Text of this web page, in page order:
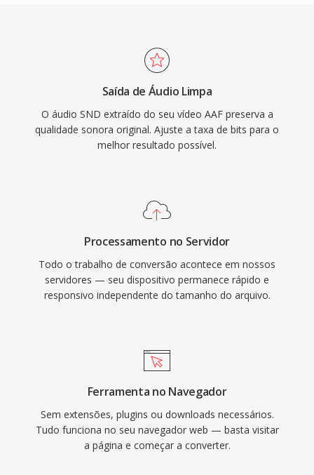
Saída de Áudio Limpa
O áudio SND extraído do seu vídeo AAF preserva a
qualidade sonora original. Ajuste a taxa de bits para o
melhor resultado possível.
Processamento no Servidor
Todo o trabalho de conversão acontece em nossos
servidores — seu dispositivo permanece rápido e
responsivo independente do tamanho do arquivo.
Ferramenta no Navegador
Sem extensões, plugins ou downloads necessários.
Tudo funciona no seu navegador web — basta visitar
a página e começar a converter.